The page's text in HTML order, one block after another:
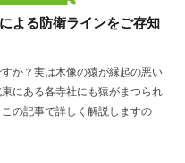
よる防衛ラインをご存知
か？実は木像の猿が縁起の悪い
にある各寺社にも猿がまつられ
の記事で詳しく解説しますの